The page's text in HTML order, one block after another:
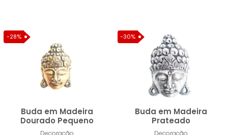
-28%
Buda em Madeira
Dourado Pequeno
Decoração
-30%
Buda em Madeira
Prateado
Decoração